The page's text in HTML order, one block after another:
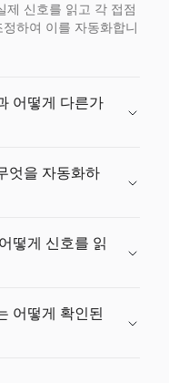
제 신호를 읽고 각 접점
하여 이를 자동화합니
어떻게 다른가
엇을 자동화하
떻게 신호를 읽
어떻게 확인된